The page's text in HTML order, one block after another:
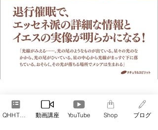
QHHT予約 動画講座 YouTube Shop ブログ